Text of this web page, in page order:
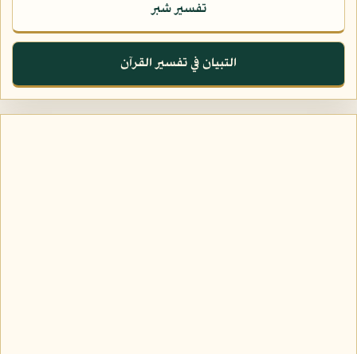
تفسير شبر
التبيان في تفسير القرآن